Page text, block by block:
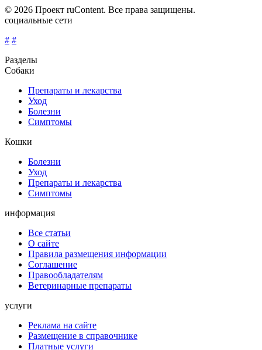
© 2026 Проект ruContent. Все права защищены.
социальные сети
# #
Разделы
Собаки
Препараты и лекарства
Уход
Болезни
Симптомы
Кошки
Болезни
Уход
Препараты и лекарства
Симптомы
информация
Все статьи
О сайте
Правила размещения информации
Соглашение
Правообладателям
Ветеринарные препараты
услуги
Реклама на сайте
Размещение в справочнике
Платные услуги